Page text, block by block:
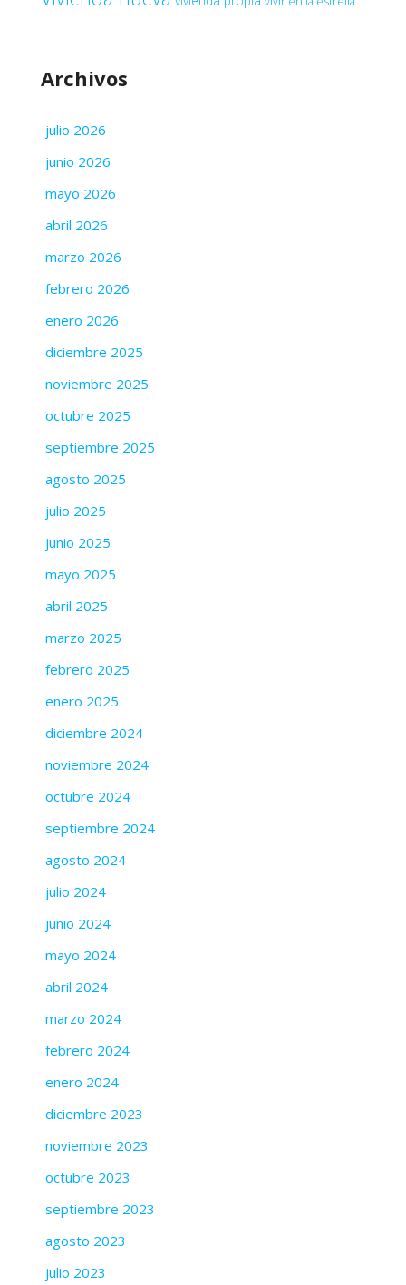
Archivos
julio 2026
junio 2026
mayo 2026
abril 2026
marzo 2026
febrero 2026
enero 2026
diciembre 2025
noviembre 2025
octubre 2025
septiembre 2025
agosto 2025
julio 2025
junio 2025
mayo 2025
abril 2025
marzo 2025
febrero 2025
enero 2025
diciembre 2024
noviembre 2024
octubre 2024
septiembre 2024
agosto 2024
julio 2024
junio 2024
mayo 2024
abril 2024
marzo 2024
febrero 2024
enero 2024
diciembre 2023
noviembre 2023
octubre 2023
septiembre 2023
agosto 2023
julio 2023